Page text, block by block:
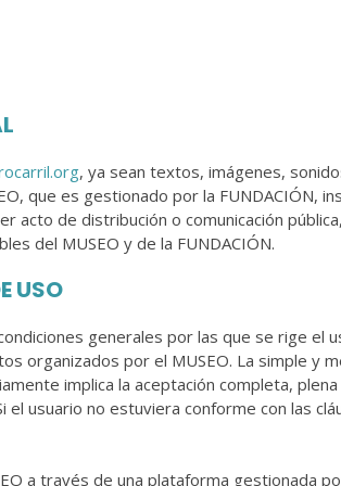
, ya sean textos, imágenes,
que es gestionado por la FUNDACIÓN,
acto de distribución o comunicación
del MUSEO y de la FUNDACIÓN.
USO
generales por las que se rige
organizados por el MUSEO. La simple y
implica la aceptación completa,
usuario no estuviera conforme con las
a través de una plataforma gestionada